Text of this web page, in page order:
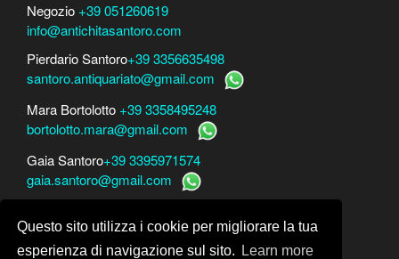
Questo sito utilizza i cookie per migliorare la tua
esperienza di navigazione sul sito.
Learn more
Negozio +39 051260619
info@antichitasantoro.com
Pierdario Santoro+39 3356635498
santoro.antiquariato@gmail.com
Mara Bortolotto +39 3358495248
bortolotto.mara@gmail.com
Gaia Santoro+39 3395971574
gaia.santoro@gmail.com
Mara Bortolottowww.perito-arte-antiquariato.it
Dario Santorowww.peritoarte.info